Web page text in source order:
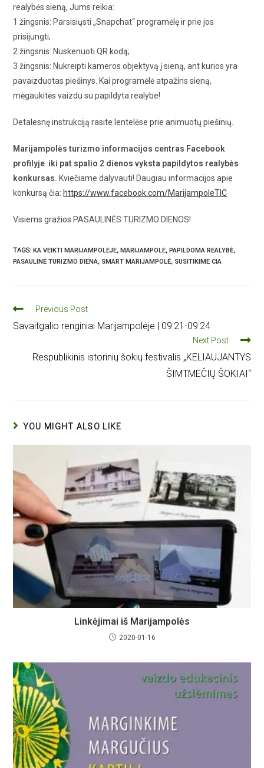
realybės sieną, Jums reikia:
1 žingsnis: Parsisiųsti „Snapchat“ programėlę ir prie jos
prisijungti;
2 žingsnis: Nuskenuoti QR kodą;
3 žingsnis: Nukreipti kameros objektyvą į sieną, ant kurios yra
pavaizduotas piešinys. Kai programėlė atpažins sieną,
mėgaukitės vaizdu su papildyta realybe!
Detalesnę instrukciją rasite lentelėse prie animuotų piešinių.
Marijampolės turizmo informacijos centras Facebook
profilyje iki pat spalio 2 dienos vyksta papildytos realybės
konkursas. Kviečiame dalyvauti! Daugiau informacijos apie
konkursą čia: https://www.facebook.com/MarijampoleTIC
Visiems gražios PASAULINĖS TURIZMO DIENOS!
TAGS: KA VEIKTI MARIJAMPOLEJE, MARIJAMPOLE, PAPILDOMA REALYBĖ,
PASAULINĖ TURIZMO DIENA, SMART MARIJAMPOLĖ, SUSITIKIME CIA
Previous Post
Savaitgalio renginiai Marijampolėje | 09.21-09.24
Next Post
Respublikinis istorinių šokių festivalis „KELIAUJANTYS
ŠIMTMEČIŲ ŠOKIAI“
YOU MIGHT ALSO LIKE
Linkėjimai iš Marijampolės
2020-01-16